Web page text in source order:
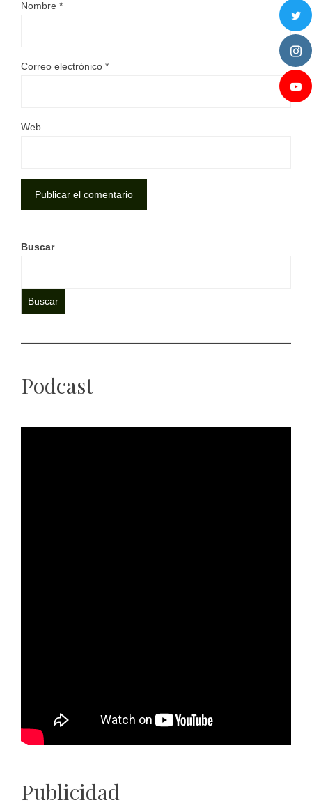
Nombre *
Correo electrónico *
Web
Buscar
Buscar
Podcast
Publicidad